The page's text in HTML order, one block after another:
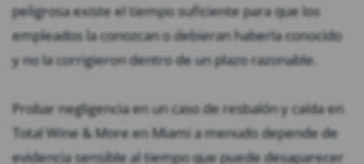
peligrosa existe el tiempo suficiente para que los
empleados la conozcan o debieran haberla conocido
y no la corrigieron dentro de un plazo razonable.
Probar negligencia en un caso de resbalón y caída en
Total Wine & More en Miami a menudo depende de
evidencia sensible al tiempo que puede desaparecer